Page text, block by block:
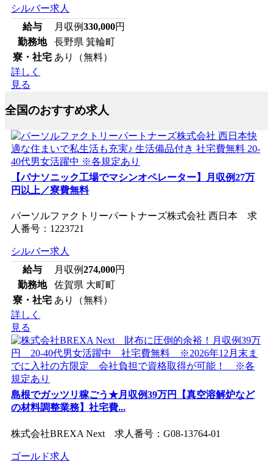
シルバー求人
給与
月収例330,000円
勤務地
長野県 箕輪町
寮・社宅 あり（無料）
詳しく
見る
全国のおすすめ求人
【パナソニック工場でマシンオペレーター】月収例27万
円以上／寮費無料
パーソルファクトリーパートナーズ株式会社 西日本 求
人番号：1223721
シルバー求人
給与
月収例274,000円
勤務地
佐賀県 大町町
寮・社宅 あり（無料）
詳しく
見る
島根でガッツリ稼ごう★月収例39万円【真空溶解炉など
の材料調整業務】社宅費...
株式会社BREXA Next 求人番号：G08-13764-01
ゴールド求人